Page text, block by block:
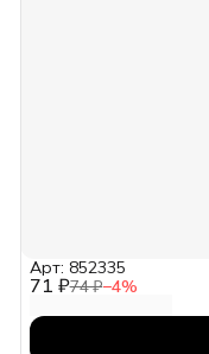
71 ₽74 ₽−4%
Арт: 852335